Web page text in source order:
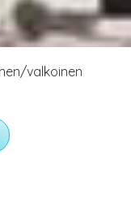
valkoinen